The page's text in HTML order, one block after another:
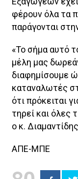
φέρουν όλα τα
παράγονται
«Το σήμα αυτό
μέλη μας
διαφημίσουμε
καταναλωτές
ότι πρόκειται
τηρεί και όλες
ο κ.
ΑΠΕ-ΜΠΕ